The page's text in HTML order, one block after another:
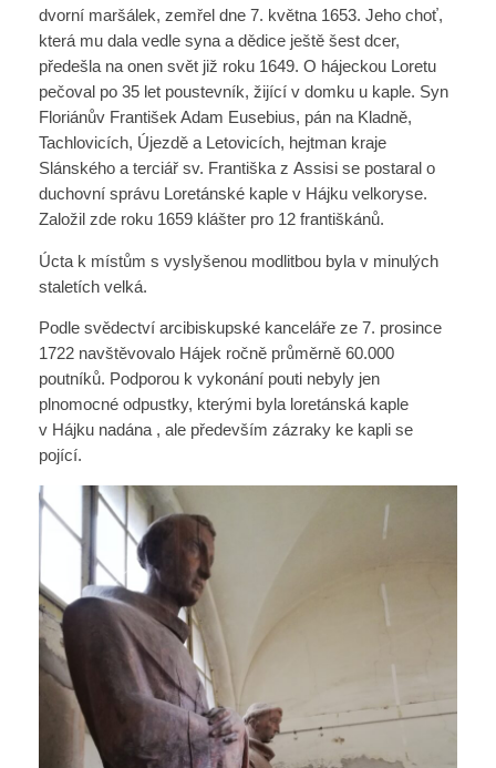
dvorní maršálek, zemřel dne 7. května 1653. Jeho choť,
která mu dala vedle syna a dědice ještě šest dcer,
předešla na onen svět již roku 1649. O hájeckou Loretu
pečoval po 35 let poustevník, žijící v domku u kaple. Syn
Floriánův František Adam Eusebius, pán na Kladně,
Tachlovicích, Újezdě a Letovicích, hejtman kraje
Slánského a terciář sv. Františka z Assisi se postaral o
duchovní správu Loretánské kaple v Hájku velkoryse.
Založil zde roku 1659 klášter pro 12 františkánů.
Úcta k místům s vyslyšenou modlitbou byla v minulých
staletích velká.
Podle svědectví arcibiskupské kanceláře ze 7. prosince
1722 navštěvovalo Hájek ročně průměrně 60.000
poutníků. Podporou k vykonání pouti nebyly jen
plnomocné odpustky, kterými byla loretánská kaple
v Hájku nadána , ale především zázraky ke kapli se
pojící.